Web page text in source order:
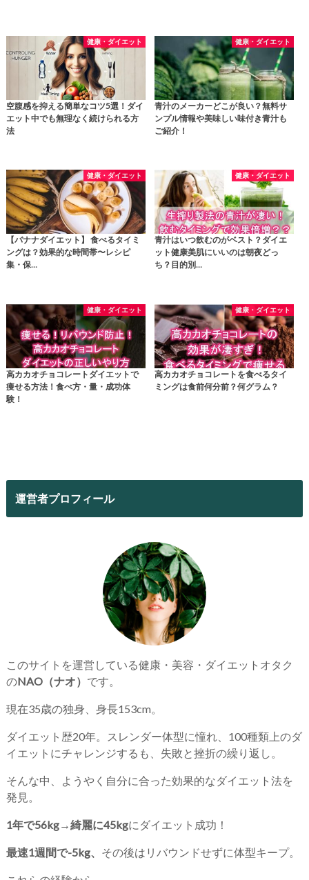
健康・ダイエット
空腹感を抑える簡単なコツ5選！ダイ
エット中でも無理なく続けられる方
法
健康・ダイエット
青汁のメーカーどこが良い？無料サ
ンプル情報や美味しい味付き青汁も
ご紹介！
健康・ダイエット
【バナナダイエット】 食べるタイミ
ングは？効果的な時間帯〜レシピ
集・保…
健康・ダイエット
青汁はいつ飲むのがベスト？ダイエ
ット健康美肌にいいのは朝夜どっ
ち？目的別…
健康・ダイエット
高カカオチョコレートダイエットで
痩せる方法！食べ方・量・成功体
験！
健康・ダイエット
高カカオチョコレートを食べるタイ
ミングは食前何分前？何グラム？
運営者プロフィール
このサイトを運営している健康・美容・ダイエットオタク
のNAO（ナオ） です。
現在35歳の独身、身長153cm。
ダイエット歴20年。スレンダー体型に憧れ、100種類上のダ
イエットにチャレンジするも、失敗と挫折の繰り返し。
そんな中、ようやく自分に合った効果的なダイエット法を
発見。
1年で56kg→綺麗に45kgにダイエット成功！
最速1週間で-5kg、 その後はリバウンドせずに体型キープ。